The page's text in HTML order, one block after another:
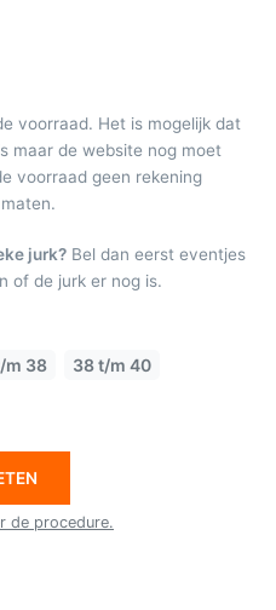
voorraad. Het is mogelijk dat
maar de website nog moet
voorraad geen rekening
jurk? Bel dan eerst eventjes
of de jurk er nog is.
m 38
38 t/m 40
de procedure.